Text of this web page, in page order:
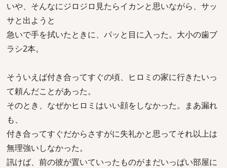
いや、そんなにジロジロ見たらイカンと思いながら、サッ
サと出ようと
急いで手を拭いたときに、パッと目に入った。大小の歯ブ
ラシ2本。
そういえば付き合ってすぐの頃、ヒロミの家に行きたいっ
て頼んだことがあった。
そのとき、なぜかヒロミはいい顔をしなかった。まあ漏れ
も、
付き合ってすぐだからさすがに失礼かと思ってそれ以上は
無理強いしなかった。
訊けば、前の彼が置いていったものがまだいっぱい部屋に